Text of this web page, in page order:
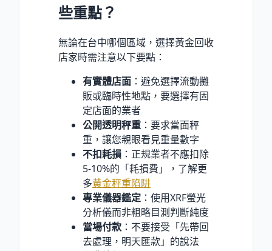
些重點？
無論在台中哪個區域，選擇黃金回收
店家時需注意以下要點：
有實體店面 ：避免選擇流動攤
販或臨時性地點，要選擇有固
定店面的業者
公開透明秤重 ：要求當面秤
重，讓您親眼看見重量數字
不扣耗損 ：正規業者不應扣除
5-10%的「耗損費」，了解更
多黃金秤重陷阱
專業儀器鑑定 ：使用XRF螢光
分析儀而非粗略目測判斷純度
當場付款 ：不要接受「先帶回
去處理，明天匯款」的說法